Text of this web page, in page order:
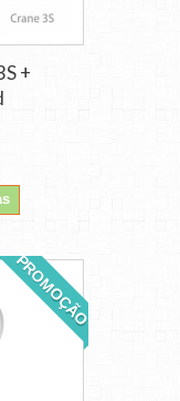
+
PROMOÇÃO